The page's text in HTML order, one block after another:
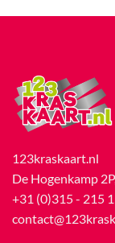
123kraskaart.nl
De Hogenkamp
+31 (0)315 - 215